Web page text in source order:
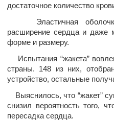
достаточное количество
Эластичная оболочка
расширение сердца и даже
форме и размеру.
Испытания “жакета”
страны. 148 из них,
устройство, остальные
Выяснилось, что “жакет”
снизил вероятность того,
пересадка сердца.